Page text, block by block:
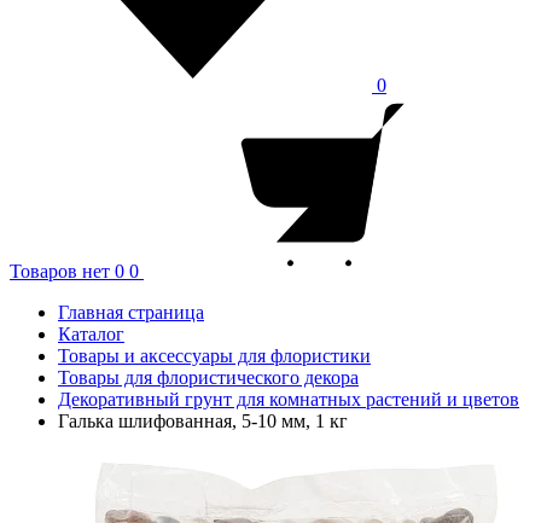
0
Товаров нет 0 0
Главная страница
Каталог
Товары и аксессуары для флористики
Товары для флористического декора
Декоративный грунт для комнатных растений и цветов
Галька шлифованная, 5-10 мм, 1 кг